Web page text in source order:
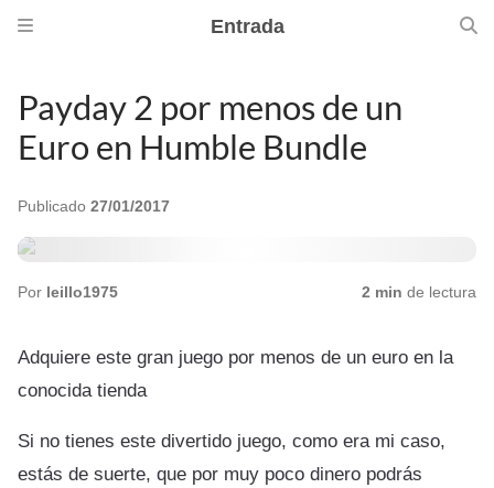
Entrada
Payday 2 por menos de un
Euro en Humble Bundle
Publicado 27/01/2017
Por leillo1975 2 min de lectura
Adquiere este gran juego por menos de un euro en la
conocida tienda
Si no tienes este divertido juego, como era mi caso,
estás de suerte, que por muy poco dinero podrás